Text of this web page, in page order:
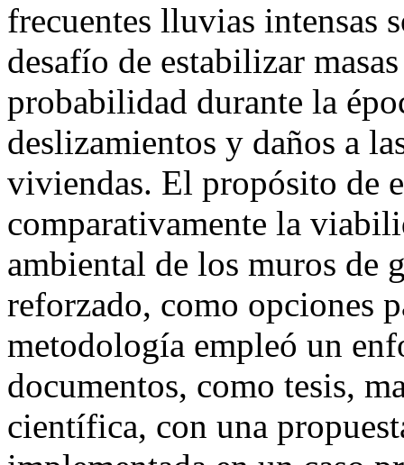
frecuentes lluvias intensas
desafío de estabilizar
probabilidad durante la
deslizamientos y daños a
viviendas. El propósito de
comparativamente la
ambiental de los muros de
reforzado, como opciones
metodología empleó un
documentos, como tesis,
científica, con una